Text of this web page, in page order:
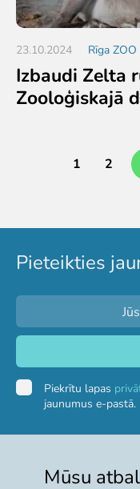
23.10.2024 Rīga ZOO
Izbaudi Zelta
Zooloģiskajā
1 2
Pieteikties
Piekrītu lapas
jaunumus e-pastā.
Mūsu